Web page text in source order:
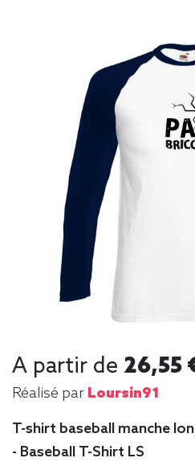
A partir de 26,55
Réalisé par Loursin91
T-shirt baseball manche
- Baseball T-Shirt LS